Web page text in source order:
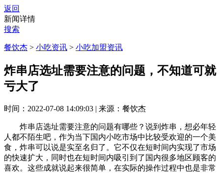
返回
新闻详情
搜索
餐饮杰 > 小吃资讯 > 小吃加盟资讯
炸串店选址需要注意的问题，不知道可就
亏大了
时间：2022-07-08 14:09:03 | 来源：餐饮杰
炸串店选址需要注意的问题有哪些？说到炸串，想必年轻
人都不陌生吧，作为当下国内小吃市场中比较受欢迎的一个美
食，炸串可以说是实至名归了。它不仅在短时间内实现了市场
的快速扩大，同时也在短时间内吸引到了国内很多地区顾客的
喜欢。这些成就说起来很简单，在实际的操作过程中也是非常